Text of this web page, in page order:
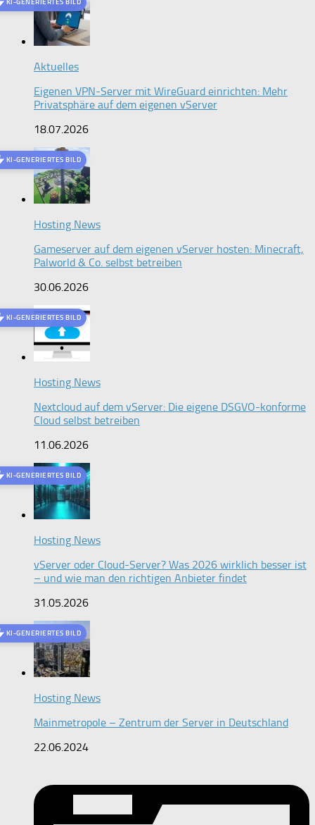
KI-GENERIERTES BILD
Aktuelles
Eigenen VPN-Server mit WireGuard einrichten: Mehr
Privatsphäre auf dem eigenen vServer
18.07.2026
KI-GENERIERTES BILD
Hosting News
Gameserver auf dem eigenen vServer hosten: Minecraft,
Palworld & Co. selbst betreiben
30.06.2026
KI-GENERIERTES BILD
Hosting News
Nextcloud auf dem vServer: Die eigene DSGVO-konforme
Cloud selbst betreiben
11.06.2026
KI-GENERIERTES BILD
Hosting News
vServer oder Cloud-Server? Was 2026 wirklich besser ist
– und wie man den richtigen Anbieter findet
31.05.2026
KI-GENERIERTES BILD
Hosting News
Mainmetropole – Zentrum der Server in Deutschland
22.06.2024